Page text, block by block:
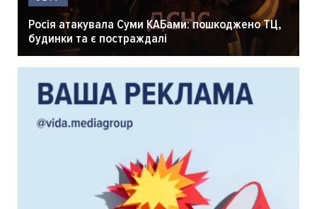
Росія атакувала Суми КАБами: пошкоджено ТЦ,
будинки та є постраждалі